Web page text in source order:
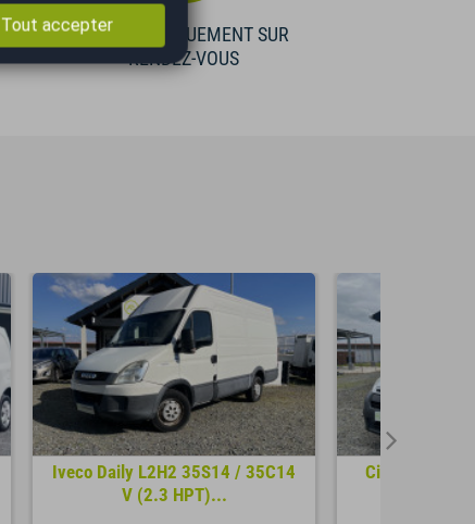
VISIBLE UNIQUEMENT SUR
RENDEZ-VOUS
Iveco Daily L2H2 35S14 / 35C14
V (2.3 HPT)...
Citroën
Tout accepter